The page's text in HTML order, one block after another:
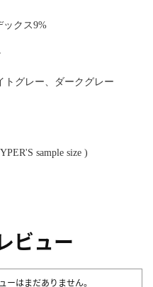
ックス9%
トグレー、ダークグレー
sample size )
ビュー
ーはまだありません。